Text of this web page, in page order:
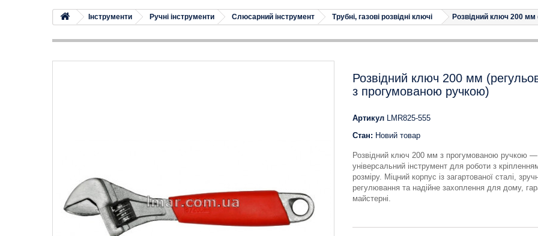
Iнструменти Ручні інструменти Слюсарний інструмент Трубні, газові розвідні ключі Розвідний ключ 200
Розвідний ключ 200 мм
з прогумованою ручкою)
Артикул LMR825-555
Стан: Новий товар
Розвідний ключ 200 мм з прогумованою ручкою —
універсальний інструмент для роботи з
розміру. Міцний корпус із загартованої сталі,
регулювання та надійне захоплення для дому,
майстерні.